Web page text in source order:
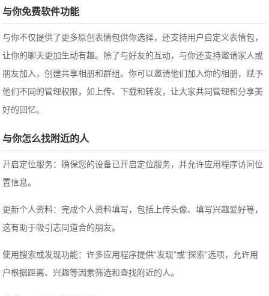
与你免费软件功能
与你不仅提供了更多原创表情包供你选择，还支持用户自定义表情包，
让你的聊天更加生动有趣。除了与好友的互动，与你还支持邀请家人或
朋友加入，创建共享相册和群组。你可以邀请他们加入你的相册，赋予
他们不同的管理权限，如上传、下载和转发，让大家共同管理和分享美
好的回忆。
与你怎么找附近的人
开启定位服务：确保您的设备已开启定位服务，并允许应用程序访问位
置信息。
更新个人资料：完成个人资料填写，包括上传头像、填写兴趣爱好等，
这有助于吸引志同道合的朋友。
使用搜索或发现功能：许多应用程序提供“发现”或“探索”选项，允许用
户根据距离、兴趣等因素筛选和查找附近的人。